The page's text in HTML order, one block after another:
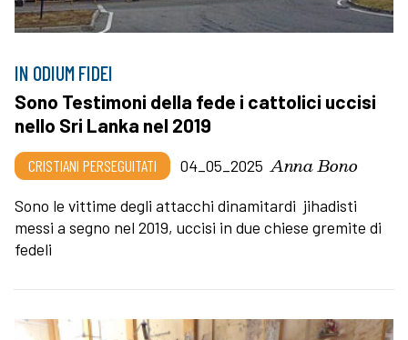
IN ODIUM FIDEI
Sono Testimoni della fede i cattolici uccisi
nello Sri Lanka nel 2019
CRISTIANI PERSEGUITATI 04_05_2025 Anna Bono
Sono le vittime degli attacchi dinamitardi jihadisti
messi a segno nel 2019, uccisi in due chiese gremite di
fedeli